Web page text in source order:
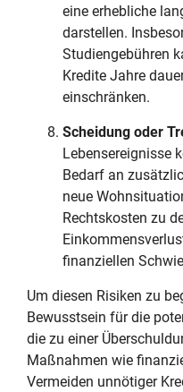
eine erhebliche
darstellen.
Studiengebühren
Kredite Jahre
einschränken.
Scheidung oder
Lebensereignisse
Bedarf an
neue
Rechtskosten zu
finanziellen
Um diesen Risiken zu
Bewusstsein für die
die zu einer
Maßnahmen wie
Vermeiden unnötiger